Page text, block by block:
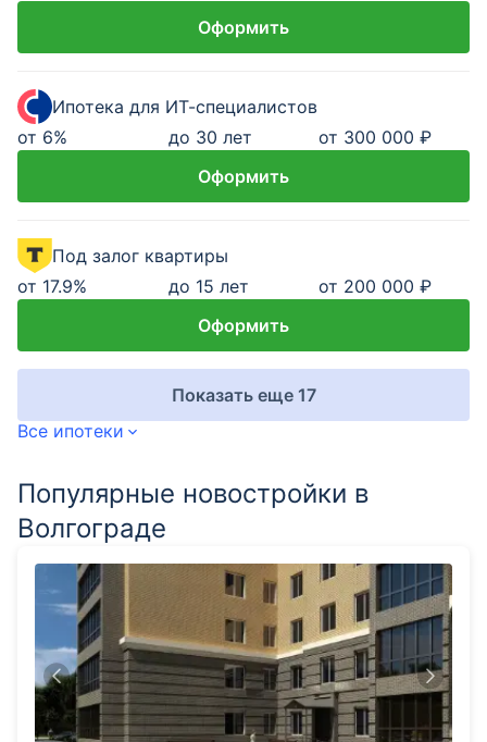
Оформить
Ипотека для ИТ-специалистов
от 6% до 30 лет
от 300 000 ₽
Оформить
Под залог квартиры
от 17.9% до 15 лет
от 200 000 ₽
Оформить
Показать еще 17
Все ипотеки
Популярные новостройки в
Волгограде